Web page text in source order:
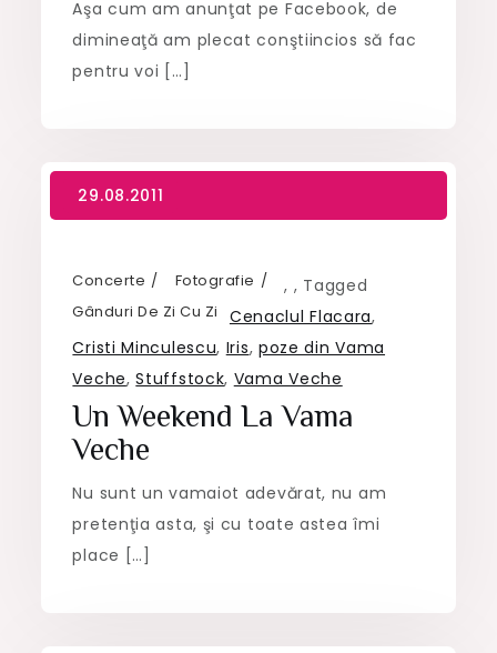
Aşa cum am anunţat pe Facebook, de
dimineaţă am plecat conştiincios să fac
pentru voi […]
Concerte ,
Fotografie ,
Gânduri De Zi Cu Zi
Tagged
Cenaclul Flacara,
Cristi Minculescu, Iris, poze din Vama
Veche,Stuffstock, Vama Veche
Un Weekend La Vama
Veche
Nu sunt un vamaiot adevărat, nu am
pretenţia asta, şi cu toate astea îmi
place […]